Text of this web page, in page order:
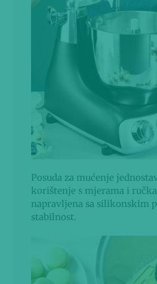
Posuda za mućenje
korištenje s mjerama i
napravljena sa silikonskim
stabilnost.